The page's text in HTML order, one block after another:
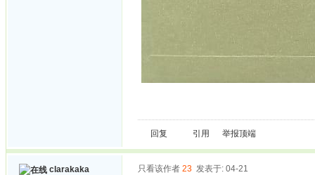
回复 引用 举报顶端
clarakaka 只看该作者 23 发表于: 04-21